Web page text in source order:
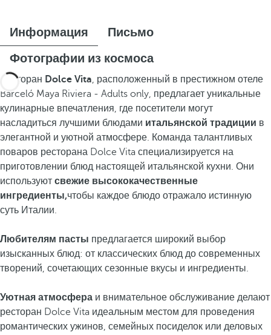
Информация
Письмо
Фотографии из космоса
Ресторан Dolce Vita, расположенный в престижном отеле
Barceló Maya Riviera - Adults only, предлагает уникальные
кулинарные впечатления, где посетители могут
насладиться лучшими блюдами итальянской традиции в
элегантной и уютной атмосфере. Команда талантливых
поваров ресторана Dolce Vita специализируется на
приготовлении блюд настоящей итальянской кухни. Они
используют свежие высококачественные
ингредиенты,чтобы каждое блюдо отражало истинную
суть Италии.
Любителям пасты предлагается широкий выбор
изысканных блюд: от классических блюд до современных
творений, сочетающих сезонные вкусы и ингредиенты.
Уютная атмосфера и внимательное обслуживание делают
ресторан Dolce Vita идеальным местом для проведения
романтических ужинов, семейных посиделок или деловых